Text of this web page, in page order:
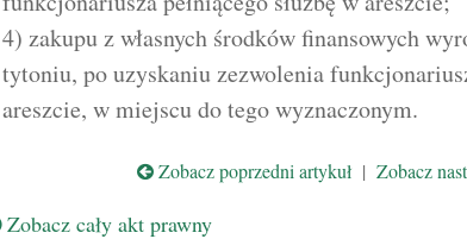
4) zakupu z własnych środków finansowych
tytoniu, po uzyskaniu zezwolenia
areszcie, w miejscu do tego wyznaczonym.
Zobacz poprzedni artykuł| Zobacz
Zobacz cały akt prawny